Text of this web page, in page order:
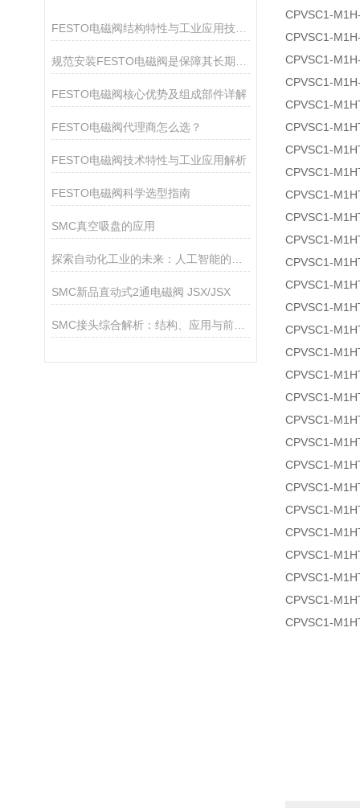
FESTO电磁阀结构特性与工业应用技术解析
FESTO电磁阀核心优势及组成部件详解
FESTO电磁阀代理商怎么选？
FESTO电磁阀技术特性与工业应用解析
FESTO电磁阀科学选型指南
SMC真空吸盘的应用
SMC新品直动式2通电磁阀 JSX/JSX
SMC接头综合解析：结构、应用与前沿趋势
CPVSC1-
CPVSC1-
CPVSC1-
CPVSC1-
CPVSC1-
CPVSC1-
CPVSC1-
CPVSC1-
CPVSC1-
CPVSC1-
CPVSC1-
CPVSC1-
CPVSC1-
CPVSC1-
CPVSC1-
CPVSC1-
CPVSC1-
CPVSC1-
CPVSC1-
CPVSC1-
CPVSC1-
CPVSC1-
CPVSC1-
CPVSC1-
CPVSC1-
CPVSC1-
CPVSC1-
CPVSC1-